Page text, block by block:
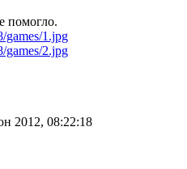
помогло.
games/1.jpg
games/2.jpg
2012, 08:22:18